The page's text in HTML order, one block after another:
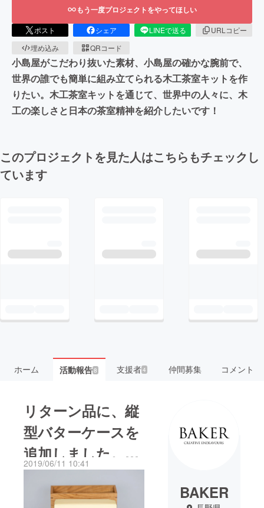
もう一度プロジェクトをやってほしい
ポスト シェア LINEで送る
URLコピー
埋め込み
QRコード
小島屋がこだわり抜いた素材、小島屋の確かな腕前で、
世界の誰でも簡単に組み立てられる木工茶室キットを作
りたい。木工茶室キットを通じて、世界中の人々に、木
工の楽しさと日本の茶室精神を紹介したいです！
このプロジェクトを見た人はこちらもチェックし
ています
ホーム 活動報告8 支援者4 仲間募集 コメント
リターン品に、縦
型バターケースを
追加しました。15
個限定
2019/06/11 10:41
BAKER